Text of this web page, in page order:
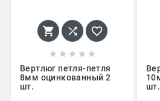
  
    
Вертлюг петля-петля
8мм оцинкованный 2
шт.
шт.